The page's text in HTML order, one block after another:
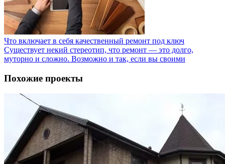
Что включает в себя качественный ремонт под ключ
Существует некий стереотип, что ремонт — это долго,
муторно и сложно. Возможно и так, если вы своими
Похожие проекты